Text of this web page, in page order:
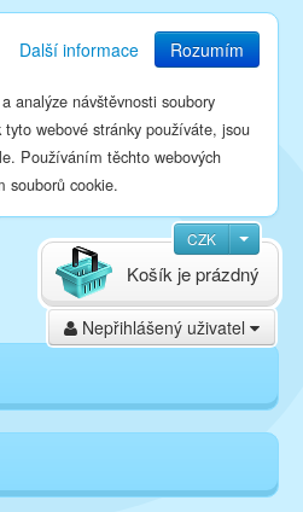
Další informace Rozumím
analýze návštěvnosti soubory
webové stránky používáte, jsou
Používáním těchto webových
souborů cookie.
CZK
Nepřihlášený uživatel
Košík je prázdný